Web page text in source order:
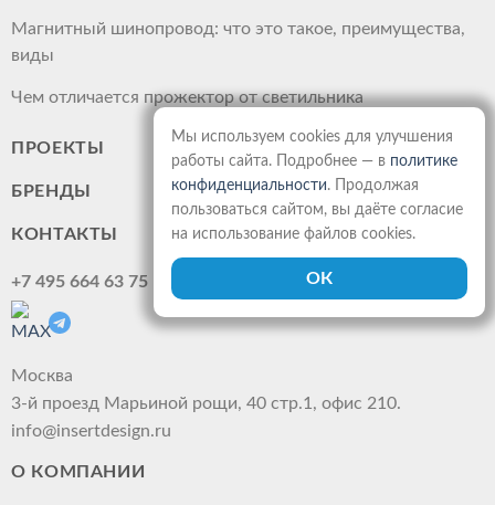
Магнитный шинопровод: что это такое, преимущества,
виды
Чем отличается прожектор от светильника
ПРОЕКТЫ
БРЕНДЫ
КОНТАКТЫ
+7 495 664 63 75
Москва
3-й проезд Марьиной рощи, 40 стр.1, офис 210.
info@insertdesign.ru
О КОМПАНИИ
Мы используем cookies для улучшения
работы сайта. Подробнее — в политике
конфиденциальности. Продолжая
пользоваться сайтом, вы даёте согласие
на использование файлов cookies.